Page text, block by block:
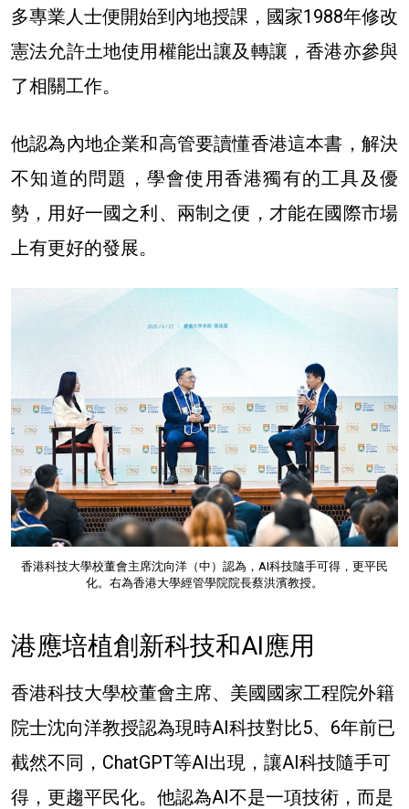
多專業人士便開始到內地授課，國家1988年修改
憲法允許土地使用權能出讓及轉讓，香港亦參與
了相關工作。
他認為內地企業和高管要讀懂香港這本書，解決
不知道的問題，學會使用香港獨有的工具及優
勢，用好一國之利、兩制之便，才能在國際市場
上有更好的發展。
香港科技大學校董會主席沈向洋（中）認為，AI科技隨手可得，更平民
化。右為香港大學經管學院院長蔡洪濱教授。
港應培植創新科技和AI應用
香港科技大學校董會主席、美國國家工程院外籍
院士沈向洋教授認為現時AI科技對比5、6年前已
截然不同，ChatGPT等AI出現，讓AI科技隨手可
得，更趨平民化。他認為AI不是一項技術，而是